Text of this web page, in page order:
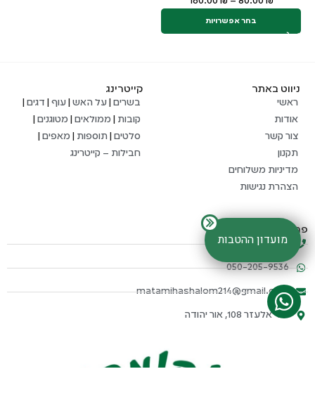
בחר אפשרויות
ניווט באתר
ראשי
אודות
צור קשר
תקנון
מדיניות משלוחים
הצהרת נגישות
קייטרינג
בשרים |על האש |עוף דגים
קובות
ממולאים מטוגנים
סלטים |תוספות מאפים
חבילות – קייטרינג
פרטי התקשרות
03-634-4652
050-205-9536
matamihashalom214@gmail.com
דוד אלעזר 108, אור יהודה
מועדון ההטבות